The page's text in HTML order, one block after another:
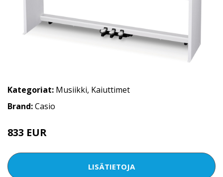
Kategoriat: Musiikki, Kaiuttimet
Brand:Casio
833 EUR
LISÄTIETOJA